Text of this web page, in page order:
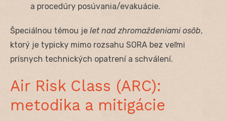
a procedúry posúvania/evakuácie.
Špeciálnou témou je let nad zhromaždeniami osôb,
ktorý je typicky mimo rozsahu SORA bez veľmi
prísnych technických opatrení a schválení.
Air Risk Class (ARC):
metodika a mitigácie